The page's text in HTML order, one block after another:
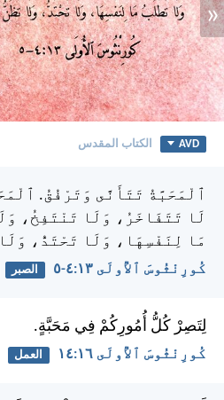
«
AVD الكتاب المقدس
ٱلْمَحَبَّةُ تَتَأَنَّى وَتَرْفُقُ.
لَا تَتَفَاخَرُ، وَلَا تَنْتَفِخُ،
مَا لِنَفْسِهَا، وَلَا تَحْتَدُّ،
كُورِنْثُوسَ ٱلأُولَى ١٣:‏٤-‏٥ الصبر
لِتَصِرْ كُلُّ أُمُورِكُمْ فِي مَحَبَّةٍ.
كُورِنْثُوسَ ٱلأُولَى ١٦:‏١٤ العمل